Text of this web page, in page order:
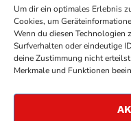
Um dir ein optimales Erlebnis
Cookies, um
Wenn du diesen Technologien
Surfverhalten oder eindeutige
deine Zustimmung nicht
Merkmale und Funktionen
COPYRIGHTANTENNE